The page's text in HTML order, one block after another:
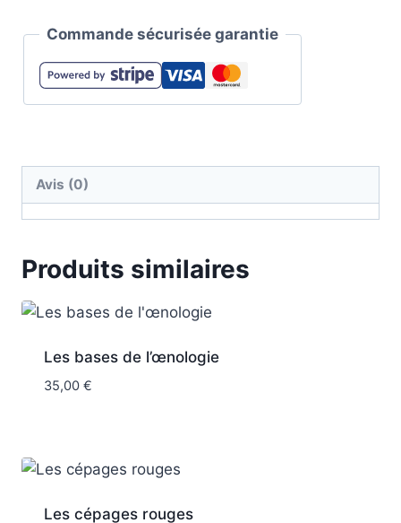
Commande sécurisée garantie
Avis (0)
Produits similaires
Les bases de l’œnologie
35,00 €
Les cépages rouges